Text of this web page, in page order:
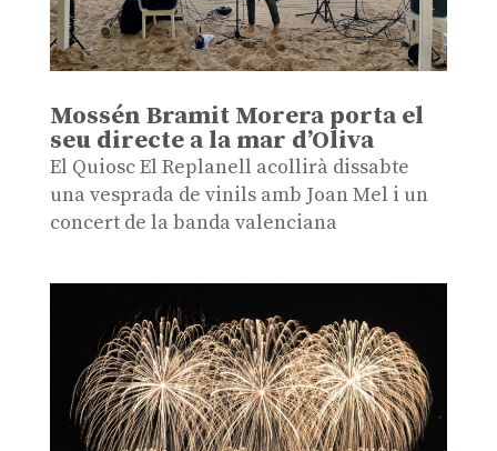
Mossén Bramit Morera porta el
seu directe a la mar d’Oliva
El Quiosc El Replanell acollirà dissabte
una vesprada de vinils amb Joan Mel i un
concert de la banda valenciana